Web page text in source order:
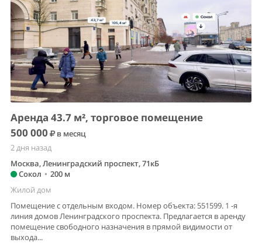
Аренда 43.7 м², торговое помещение
500 000
в месяц
2 дня назад
Москва, Ленинградский проспект, 71кБ
Сокол • 200 м
Жилой дом
Помещение с отдельным входом. Номер объекта: 551599. 1 -я
линия домов Ленинградского проспекта. Предлагается в аренду
помещение свободного назначения в прямой видимости от
выхода...